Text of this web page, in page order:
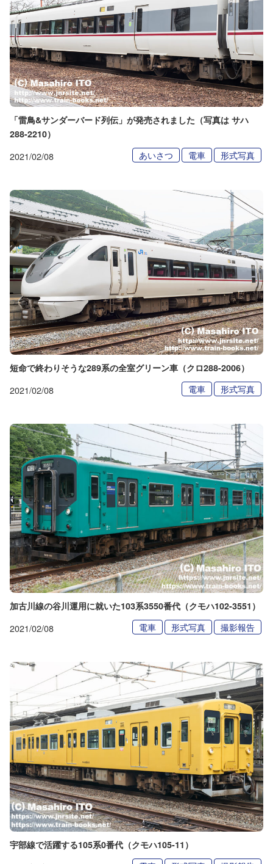
「雷鳥&サンダーバード列伝」が発売されました（写真は サハ
288-2210）
2021/02/08 あいさつ 電車 形式写真
短命で終わりそうな289系の全室グリーン車（クロ288-2006）
2021/02/08 電車 形式写真
加古川線の谷川運用に就いた103系3550番代（クモハ102-3551）
2021/02/08 電車 形式写真 撮影報告
宇部線で活躍する105系0番代（クモハ105-11）